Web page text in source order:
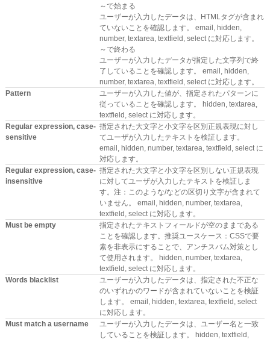
～で始まる
ユーザーが入力したデータは、HTMLタグが含まれ
ていないことを確認します。 email, hidden,
number, textarea, textfield, select に対応します。
～で終わる
ユーザーが入力したデータが指定した文字列で終
了していることを確認します。 email, hidden,
number, textarea, textfield, select に対応します。
Pattern
ユーザーが入力した値が、指定されたパターンに
従っていることを確認します。 hidden, textarea,
textfield, select に対応します。
Regular expression, case-
sensitive
指定された大文字と小文字を区別正規表現に対し
てユーザが入力したテキストを検証します。
email, hidden, number, textarea, textfield, select に
対応します。
Regular expression, case-
insensitive
指定された大文字と小文字を区別しない正規表現
に対してユーザが入力したテキストを検証しま
す。注：このような/などの区切り文字が含まれて
いません。 email, hidden, number, textarea,
textfield, select に対応します。
Must be empty
指定されたテキストフィールドが空のままである
ことを確認します。推奨ユースケース：CSSで要
素を非表示にすることで、アンチスパム対策とし
て使用されます。 hidden, number, textarea,
textfield, select に対応します。
Words blacklist
ユーザーが入力したデータは、指定された不正な
のいずれかのワードが含まれていないことを検証
します。 email, hidden, textarea, textfield, select
に対応します。
Must match a username
ユーザーが入力したデータは、ユーザー名と一致
していることを検証します。 hidden, textfield,